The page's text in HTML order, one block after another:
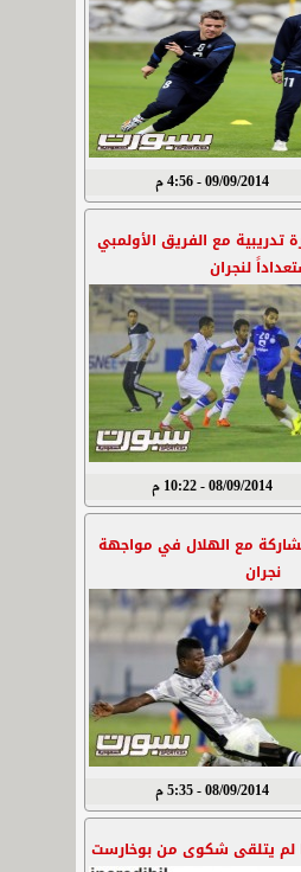
09/09/2014 - 4:56 م
تدريبية مع الفريق الأولمبي
لنجران
08/09/2014 - 10:22 م
مع الهلال في مواجهة
نجران
08/09/2014 - 5:35 م
لم يتلقى شكوى من بوخارست